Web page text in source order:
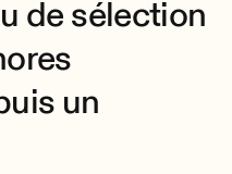
de sélection
un